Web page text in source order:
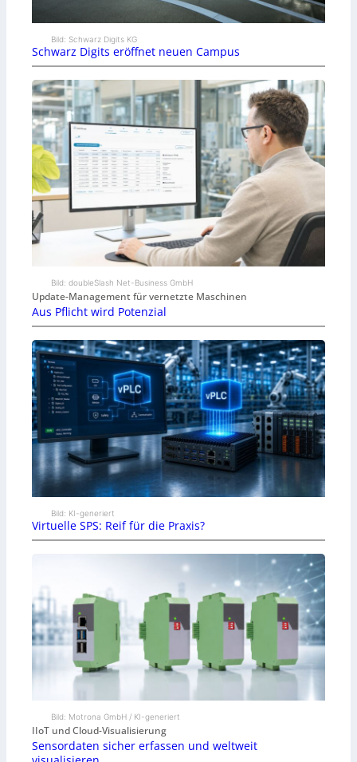
Bild: Schwarz Digits KG
Schwarz Digits eröffnet neuen Campus
Bild: doubleSlash Net-Business GmbH
Update-Management für vernetzte Maschinen
Aus Pflicht wird Potenzial
Bild: KI-generiert
Virtuelle SPS: Reif für die Praxis?
Bild: Motrona GmbH / KI-generiert
IIoT und Cloud-Visualisierung
Sensordaten sicher erfassen und weltweit